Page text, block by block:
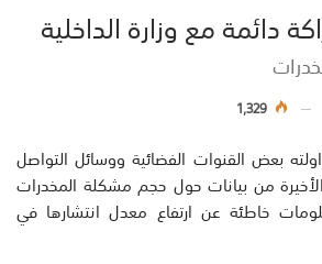
دائمة مع وزارة الداخلية
1,329
بعض القنوات الفضائية ووسائل التواصل
الأخيرة من بيانات حول حجم مشكلة المخدرات
خاطئة عن ارتفاع معدل انتشارها في